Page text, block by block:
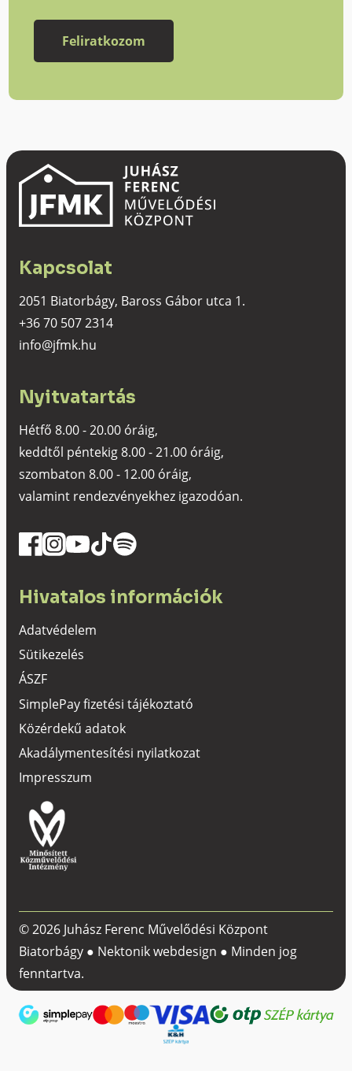
Kapcsolat
2051 Biatorbágy, Baross Gábor utca 1.
+36 70 507 2314
info@jfmk.hu
Nyitvatartás
Hétfő 8.00 - 20.00 óráig,
keddtől péntekig 8.00 - 21.00 óráig,
szombaton 8.00 - 12.00 óráig,
valamint rendezvényekhez igazodóan.
Hivatalos információk
Adatvédelem
Sütikezelés
ÁSZF
SimplePay fizetési tájékoztató
Közérdekű adatok
Akadálymentesítési nyilatkozat
Impresszum
© 2026 Juhász Ferenc Művelődési Központ
Biatorbágy ● Nektonik webdesign ● Minden jog
fenntartva.